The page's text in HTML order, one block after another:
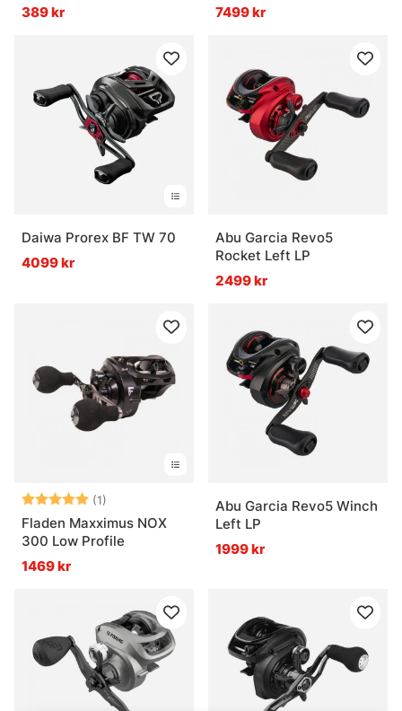
389 kr
7499 kr
Daiwa Prorex BF TW 70
4099 kr
Abu Garcia Revo5
Rocket Left LP
2499 kr
Betyg: (1)
5.0 utav 5 stjärnor
Fladen Maxximus NOX
300 Low Profile
1469 kr
Abu Garcia Revo5 Winch
Left LP
1999 kr